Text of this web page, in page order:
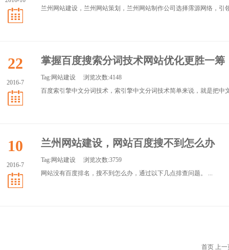
兰州网站建设，兰州网站策划，兰州网站制作公司选择霈源网络，
22
2016-7
掌握百度搜索分词技术网站优化更胜一筹
Tag:网站建设 浏览次数:4148
百度索引擎中文分词技术，索引擎中文分词技术简单来说，就是把中
10
2016-7
兰州网站建设，网站百度搜不到怎么办
Tag:网站建设 浏览次数:3759
网站没有百度排名，搜不到怎么办，通过以下几点排查问题。 ...
首页 上